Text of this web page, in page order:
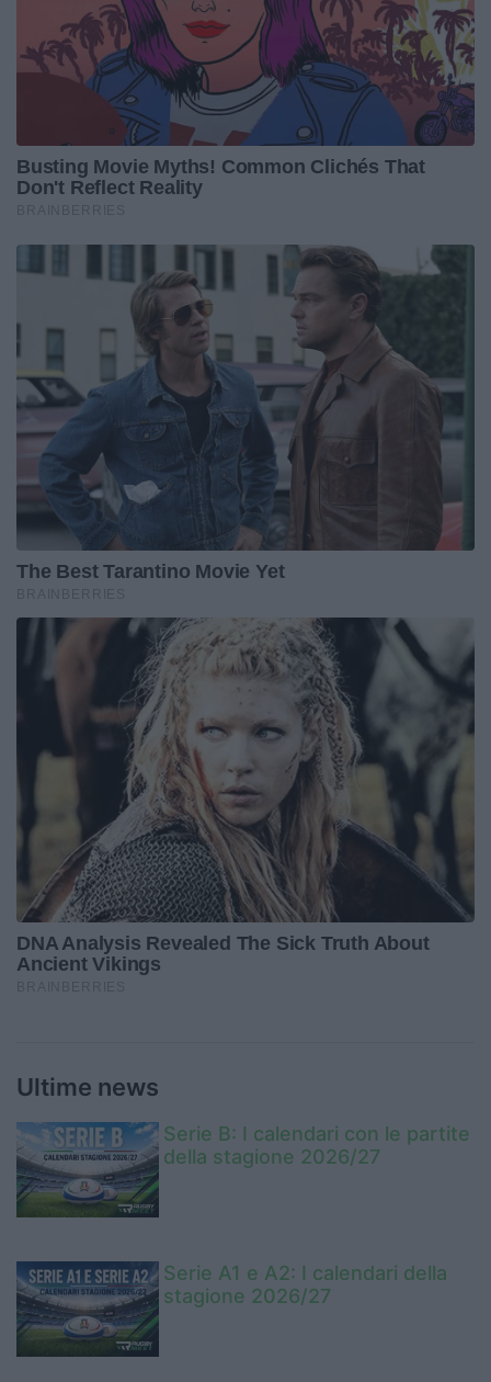
Ultime news
Serie B: I calendari con le partite
della stagione 2026/27
Serie A1 e A2: I calendari della
stagione 2026/27